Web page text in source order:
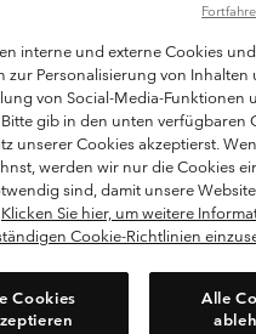
Sportswear Austria GmbH.
Österreich. Alle Rechte
Allgemeine
und Bedingungen des Mitglieder
Für Nutzergenerierte Inhalte
Mo- Fr. 9:00 - 13:00 & 14:00- 18:00
interne und externe Cookies
zur Personalisierung von Inhalten
von Social-Media-Funktionen
gib in den unten verfügbaren
unserer Cookies akzeptierst.
werden wir nur die Cookies
sind, damit unsere Website
Klicken Sie hier, um weitere
Cookie-Richtlinien
Cookies
Alle
Sie Ihr Lieferland und
Online-Einkauf